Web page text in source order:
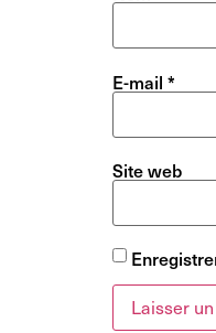
E-mail *
Site web